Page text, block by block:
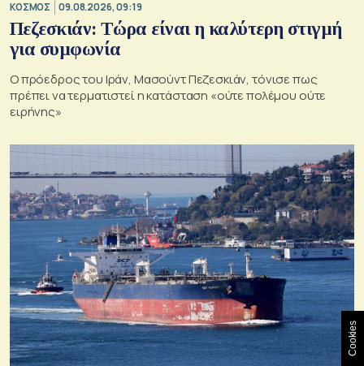
ΚΟΣΜΟΣ 09.08.2026, 09:19
Πεζεσκιάν: Τώρα είναι η καλύτερη στιγμή
για συμφωνία
Ο πρόεδρος του Ιράν, Μασούντ Πεζεσκιάν, τόνισε πως
πρέπει να τερματιστεί η κατάσταση «ούτε πολέμου ούτε
ειρήνης»
Cookies